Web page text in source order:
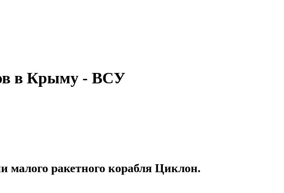
в Крыму - ВСУ
ракетного корабля Циклон.